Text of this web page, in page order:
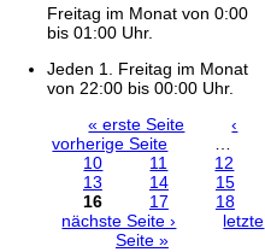
Freitag im Monat von 0:00
bis 01:00 Uhr.
Jeden 1. Freitag im Monat
von 22:00 bis 00:00 Uhr.
« erste Seite
‹
vorherige Seite
10
11
12
13
14
15
16
17
18
nächste Seite ›
letzte
Seite »